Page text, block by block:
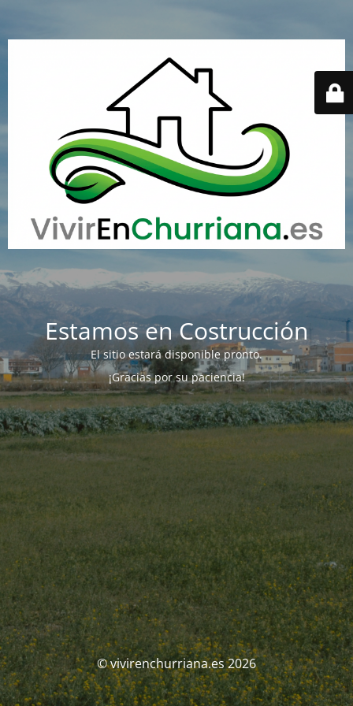
Estamos en Costrucción
El sitio estará disponible pronto.
¡Gracias por su paciencia!
© vivirenchurriana.es 2026